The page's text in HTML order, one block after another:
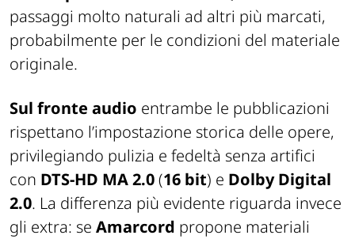
passaggi molto naturali ad altri più marcati,
probabilmente per le condizioni del materiale
originale.
Sul fronte audio entrambe le pubblicazioni
rispettano l’impostazione storica delle opere,
privilegiando pulizia e fedeltà senza artifici
con DTS-HD MA 2.0(16 bit) e Dolby Digital
2.0. La differenza più evidente riguarda invece
gli extra: se Amarcord propone materiali